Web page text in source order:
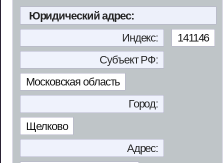
Юридический адрес:
Индекс:
141146
Субъект РФ:
Московская область
Город:
Щелково
Адрес: